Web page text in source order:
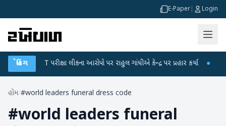
E-Paper Login
બ્રેકિંગ
UGC-NET પરીક્ષા લીકના આરોપો પર રાહુલ ગાંધીએ કેન્દ્ર પર પ્રહાર કર્યા ●
હોમ/#world leaders funeral dress code
#world leaders funeral